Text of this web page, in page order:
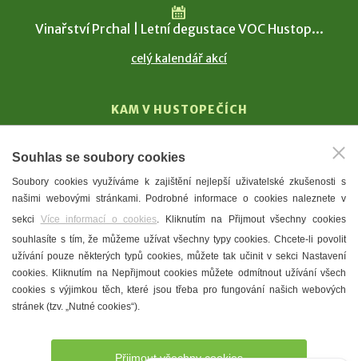
Vinařství Prchal | Letní degustace VOC Hustop...
celý kalendář akcí
KAM V HUSTOPEČÍCH
T. G. Masaryk
Mandloně
Ubytování
Restaurace
Městské muzeum a galerie
Denní meníčka
Souhlas se soubory cookies
Soubory cookies využíváme k zajištění nejlepší uživatelské zkušenosti s
našimi webovými stránkami. Podrobné informace o cookies naleznete v
sekci Více informací o cookies. Kliknutím na Přijmout všechny cookies
souhlasíte s tím, že můžeme užívat všechny typy cookies. Chcete-li povolit
užívání pouze některých typů cookies, můžete tak učinit v sekci Nastavení
cookies. Kliknutím na Nepřijmout cookies můžete odmítnout užívání všech
cookies s výjimkou těch, které jsou třeba pro fungování našich webových
stránek (tzv. „Nutné cookies“).
Přijmout všechny cookies